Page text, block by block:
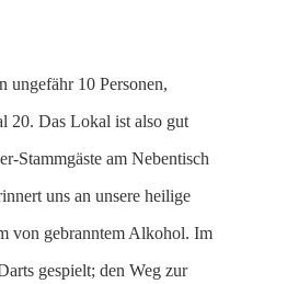
ungefähr 10 Personen,
20. Das Lokal ist also gut
Stammgäste am Nebentisch
uns an unsere heilige
von gebranntem Alkohol. Im
gespielt; den Weg zur